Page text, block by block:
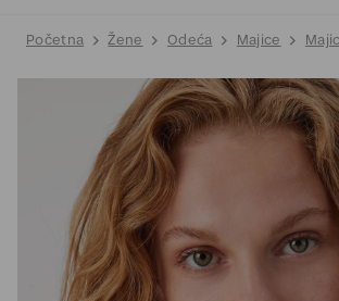
Početna Žene Odeća Majice